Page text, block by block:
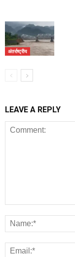
अंतर्राष्ट्रीय
LEAVE A REPLY